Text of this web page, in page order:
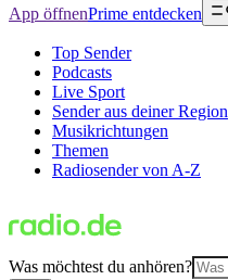
App öffnenPrime entdecken
Top Sender
Podcasts
Live Sport
Sender aus deiner Region
Musikrichtungen
Themen
Radiosender von A-Z
Was möchtest du anhören?